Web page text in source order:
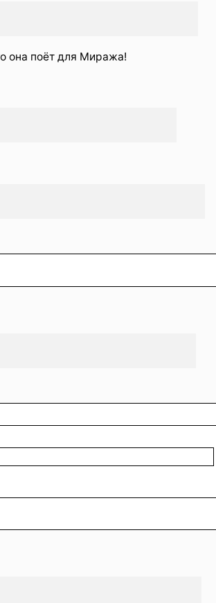
она поёт для Миража!